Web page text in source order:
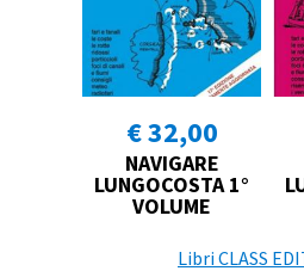
€ 32,00
NAVIGARE
LUNGOCOSTA 1°
VOLUME
Libri CLASS